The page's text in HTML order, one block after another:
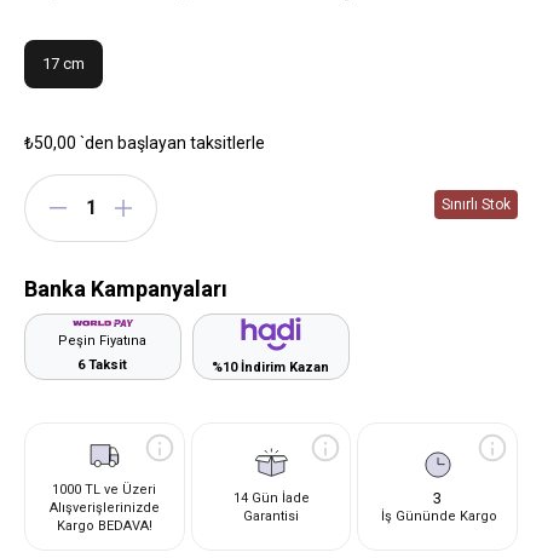
17 cm
₺50,00 `den başlayan taksitlerle
Banka Kampanyaları
Peşin Fiyatına
6 Taksit
%10 İndirim Kazan
1000 TL ve Üzeri
Alışverişlerinizde
Kargo BEDAVA!
14 Gün İade
Garantisi
3
İş Gününde Kargo